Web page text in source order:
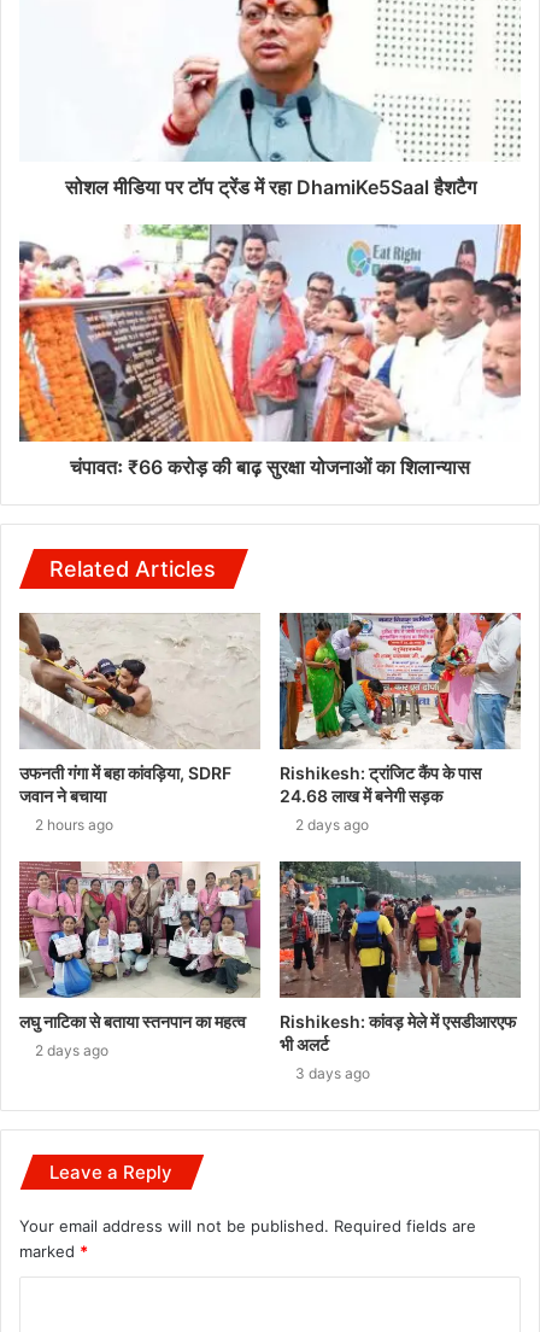
सोशल मीडिया पर टॉप ट्रेंड में रहा DhamiKe5Saal हैशटैग
चंपावतः ₹66 करोड़ की बाढ़ सुरक्षा योजनाओं का शिलान्यास
Related Articles
उफनती गंगा में बहा कांवड़िया, SDRF
जवान ने बचाया
2 hours ago
Rishikesh: ट्रांजिट कैंप के पास
24.68 लाख में बनेगी सड़क
2 days ago
लघु नाटिका से बताया स्तनपान का महत्व
2 days ago
Rishikesh: कांवड़ मेले में एसडीआरएफ
भी अलर्ट
3 days ago
Leave a Reply
Your email address will not be published. Required fields are
marked *